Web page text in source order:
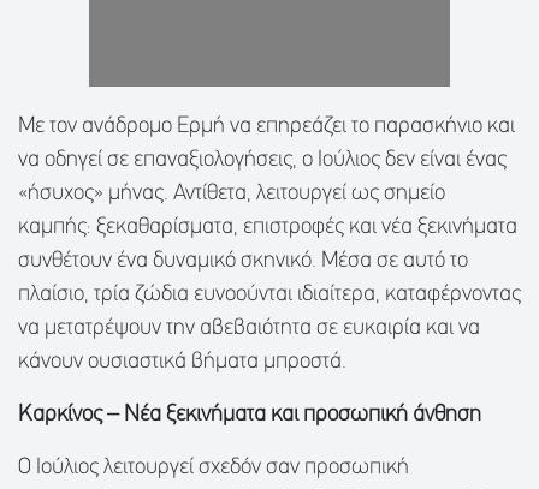
Με τον ανάδρομο Ερμή να επηρεάζει το παρασκήνιο και
να οδηγεί σε επαναξιολογήσεις, ο Ιούλιος δεν είναι ένας
«ήσυχος» μήνας. Αντίθετα, λειτουργεί ως σημείο
καμπής: ξεκαθαρίσματα, επιστροφές και νέα ξεκινήματα
συνθέτουν ένα δυναμικό σκηνικό. Μέσα σε αυτό το
πλαίσιο, τρία ζώδια ευνοούνται ιδιαίτερα, καταφέρνοντας
να μετατρέψουν την αβεβαιότητα σε ευκαιρία και να
κάνουν ουσιαστικά βήματα μπροστά.
Καρκίνος – Νέα ξεκινήματα και προσωπική άνθηση
Ο Ιούλιος λειτουργεί σχεδόν σαν προσωπική